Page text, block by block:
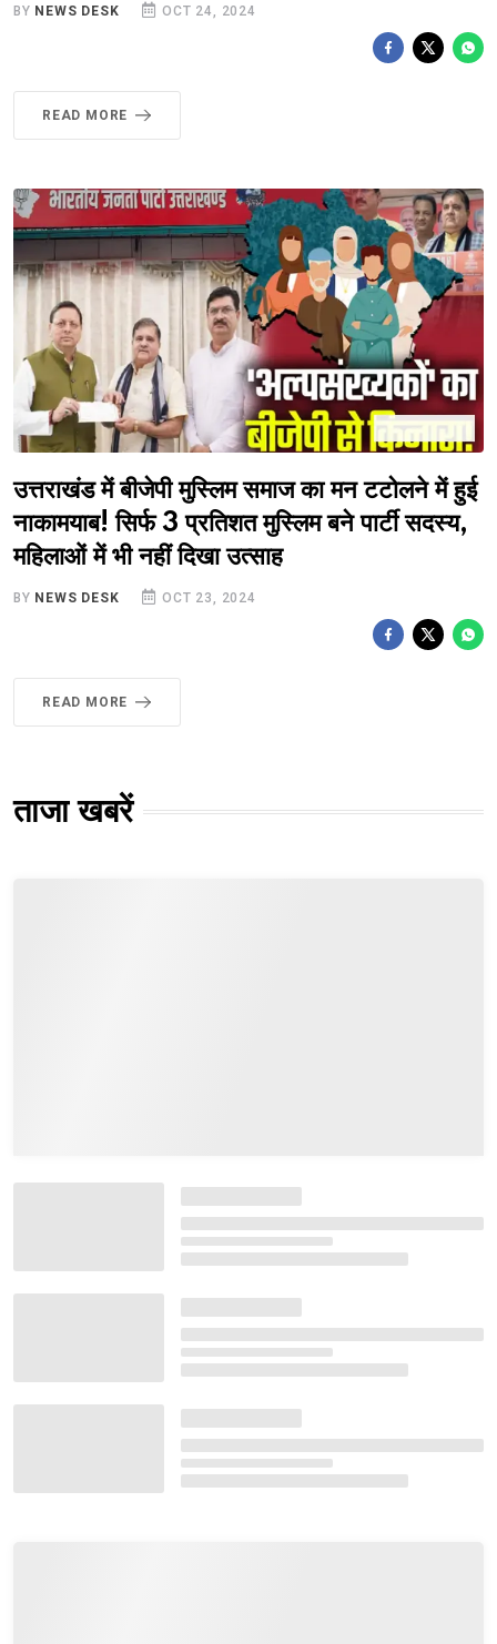
BY NEWS DESK OCT 24, 2024
READ MORE
उत्तराखंड में बीजेपी मुस्लिम समाज का मन टटोलने में हुई
नाकामयाब! सिर्फ 3 प्रतिशत मुस्लिम बने पार्टी सदस्य,
महिलाओं में भी नहीं दिखा उत्साह
BY NEWS DESK OCT 23, 2024
READ MORE
ताजा खबरें